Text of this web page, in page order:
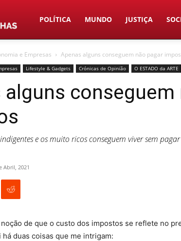
Duas
Linhas
POLÍTICA MUNDO JUSTIÇA
e Empresas Apenas alguns conseguem não pagar
Lifestyle & Gadgets Crónicas de Opinião O ESTADO da ARTE
alguns conseguem
e os muito ricos conseguem viver sem
Abril, 2021
de que o custo dos impostos se reflete no
duas coisas que me intrigam: